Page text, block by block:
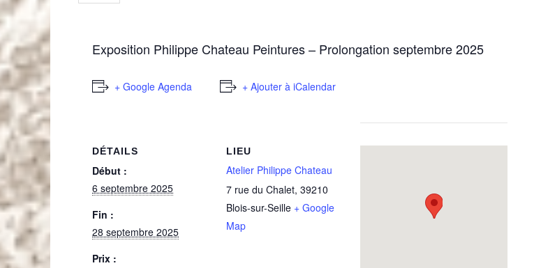
Exposition Philippe Chateau Peintures – Prolongation septembre 2025
+ Google Agenda + Ajouter à iCalendar
DÉTAILS
Début :
6 septembre 2025
Fin :
28 septembre 2025
Prix :
LIEU
Atelier Philippe Chateau
7 rue du Chalet, 39210
Blois-sur-Seille + Google
Map